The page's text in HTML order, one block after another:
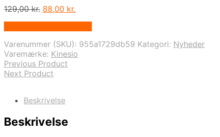
129,00kr. Den
129,00 kr..
88,00 kr.
88,00 kr..
Varenummer (SKU): 955a1729db59 Kategori: Nyheder
Varemærke: Kinesio
Previous Product
Next Product
Beskrivelse
Beskrivelse